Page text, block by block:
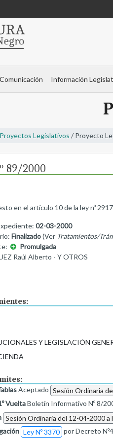
Comunicación Información
Proyectos Legislativos / Proyecto
89/2000
en el artículo 10 de la ley nº
02-03-2000
Finalizado(Ver Tratamientos/
Promulgada
Raúl Alberto - Y OTROS
Y LEGISLACIÓN
Aceptado Sesión Ordinaria
VueltaBoletín Informativo Nº 8/
Sesión Ordinaria del 12-04-2000 a
Ley Nº 3370 por Decreto